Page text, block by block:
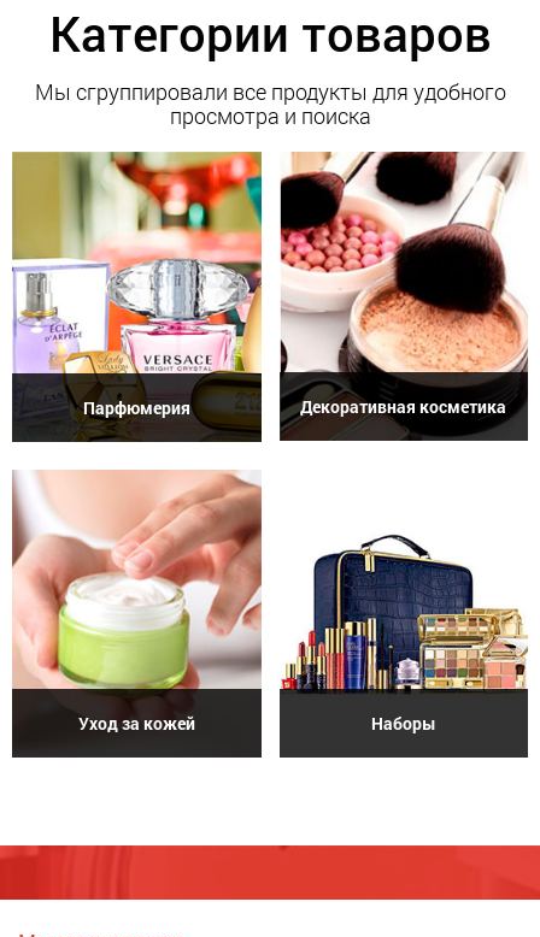
Категории товаров
Мы сгруппировали все продукты для удобного
просмотра и поиска
Парфюмерия Декоративная косметика
Уход за кожей Наборы